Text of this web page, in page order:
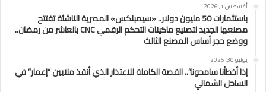
أغسطس 1, 2026
باستثمارات 50 مليون دولار.. «سيمبلكس» المصرية الناشئة تفتتح
مصنعها الجديد لتصنيع ماكينات التحكم الرقمي CNC بالعاشر من رمضان..
ووضع حجر أساس المصنع الثالث
يوليو 30, 2026
إذا أخطأنا سامحونا”.. القصة الكاملة للاعتذار الذي أنقذ ملايين “إعمار” في
الساحل الشمالي